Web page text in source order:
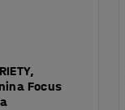
Focus